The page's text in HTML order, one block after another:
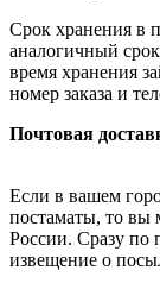
Срок хранения в
аналогичный
время хранения
номер заказа и
Почтовая
Если в вашем
постаматы, то вы
России. Сразу по
извещение о